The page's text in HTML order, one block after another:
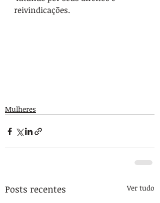
reivindicações.
Mulheres
Posts recentes Ver tudo